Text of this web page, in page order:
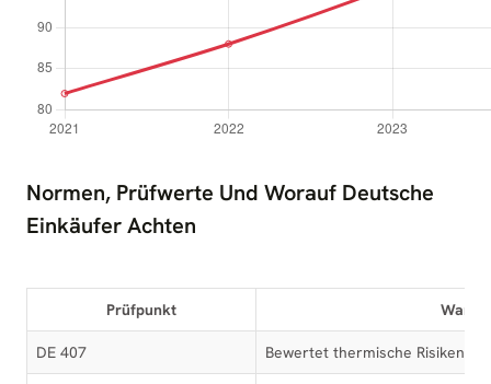
Normen, Prüfwerte Und Worauf Deutsche
Einkäufer Achten
Prüfpunkt
DE 407 Bewertet thermische Risiken